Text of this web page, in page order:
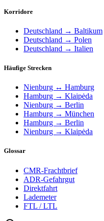
Im August 1997 wurde die
eröffnet. Im gleichen Jahr
1998
1998
Ausbau Hamburg,
In Hamburg wurde aufgestockt
1998
Ausbau Hamburg,
In Hamburg wurde aufgestockt
Korridore
Deutschland → Baltikum
Deutschland → Polen
Deutschland → Italien
Häufige Strecken
Nienburg ↔ Hamburg
Hamburg → Klaipėda
Nienburg → Berlin
Hamburg → München
Hamburg → Berlin
Nienburg → Klaipėda
Glossar
CMR-Frachtbrief
ADR-Gefahrgut
Direktfahrt
Lademeter
FTL / LTL